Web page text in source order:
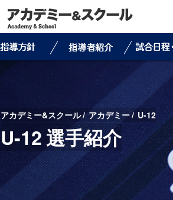
アカデミー&スクール アカデミー U-12
U-12 選手紹介